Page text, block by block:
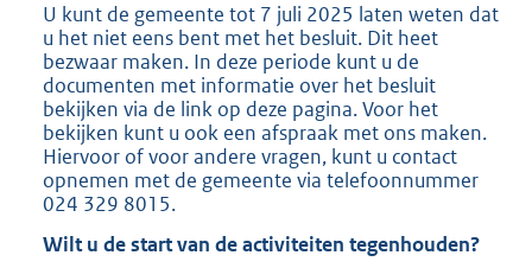
U kunt de gemeente tot 7 juli 2025 laten weten dat
u het niet eens bent met het besluit. Dit heet
bezwaar maken. In deze periode kunt u de
documenten met informatie over het besluit
bekijken via de link op deze pagina. Voor het
bekijken kunt u ook een afspraak met ons maken.
Hiervoor of voor andere vragen, kunt u contact
opnemen met de gemeente via telefoonnummer
024 329 8015.
Wilt u de start van de activiteiten tegenhouden?